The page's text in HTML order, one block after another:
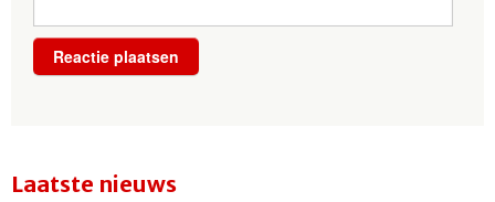
Laatste nieuws